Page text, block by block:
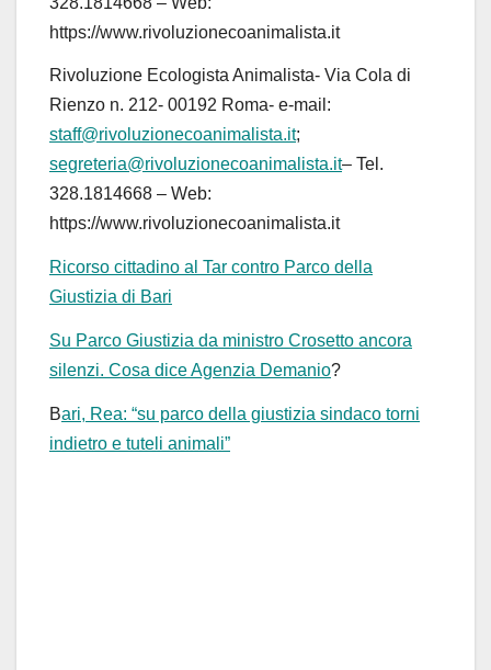
https://www.rivoluzionecoanimalista.it
Rivoluzione Ecologista Animalista- Via Cola di
Rienzo n. 212- 00192 Roma- e-mail:
staff@rivoluzionecoanimalista.it;
segreteria@rivoluzionecoanimalista.it– Tel.
328.1814668 – Web:
https://www.rivoluzionecoanimalista.it
Ricorso cittadino al Tar contro Parco della
Giustizia di Bari
Su Parco Giustizia da ministro Crosetto ancora
silenzi. Cosa dice Agenzia Demanio?
Bari, Rea: “su parco della giustizia sindaco torni
indietro e tuteli animali”